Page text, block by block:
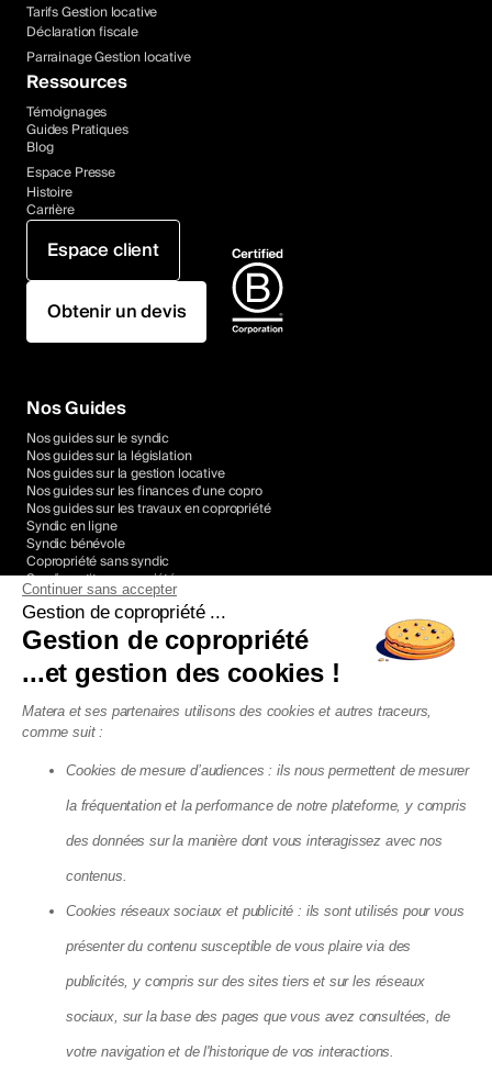
Tarifs Gestion locative
Déclaration fiscale
Parrainage Gestion locative
Ressources
Témoignages
Guides Pratiques
Blog
Espace Presse
Histoire
Carrière
Espace client
Obtenir un devis
Nos Guides
Nos guides sur le syndic
Nos guides sur la législation
Nos guides sur la gestion locative
Nos guides sur les finances d'une copro
Nos guides sur les travaux en copropriété
Syndic en ligne
Syndic bénévole
Copropriété sans syndic
Syndic petite copropriété
Devis syndic copropriété
Agence Locative France
Agence Locative Annecy
Agence Locative Annemasse
Agence Locative Bordeaux
Agence Locative Brest
Agence Locative Lille
Agence Locative Lyon
Agence Locative Marseille
Agence Locative Montpellier
Agence Locative Nantes
Agence Locative Nice
Agence Locative Paris
Agence Locative Rennes
Agence Locative Toulon
Matera SAS - 8, Cité Paradis, 75010 Paris
La société Matera, société par action simplifiée, au capital de 72
083,03 €, dont le siège se situe 8 cité Paradis Paris (75010),
l’Autorité de Contrôle Prudentiel et de Résolution (ACPR), sous le
Continuer sans accepter
Gestion de copropriété ...
Gestion de copropriété
...et gestion des cookies !
Matera et ses partenaires utilisons des cookies et autres traceurs,
comme suit :
Cookies de mesure d’audiences : ils nous permettent de mesurer
la fréquentation et la performance de notre plateforme, y compris
des données sur la manière dont vous interagissez avec nos
contenus.
Cookies réseaux sociaux et publicité : ils sont utilisés pour vous
présenter du contenu susceptible de vous plaire via des
publicités, y compris sur des sites tiers et sur les réseaux
sociaux, sur la base des pages que vous avez consultées, de
votre navigation et de l'historique de vos interactions.